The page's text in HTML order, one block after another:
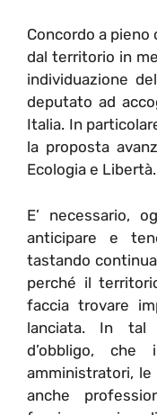
Concordo a
dal territorio in
individuazione
deputato ad
Italia. In
la proposta
Ecologia e Libertà.
E’ necessario,
anticipare e
tastando
perché il
faccia trovare
lanciata. In tal
d’obbligo,
amministratori, le
anche